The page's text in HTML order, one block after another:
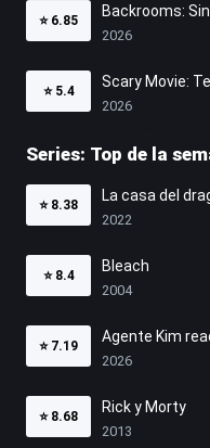
⭐ 6.85
Backrooms:
2026
⭐ 5.4
Scary Movie:
2026
Series: Top de la
⭐ 8.38
La casa del
2022
⭐ 8.4
Bleach
2004
⭐ 7.19
Agente Kim
2026
⭐ 8.68
Rick y Morty
2013